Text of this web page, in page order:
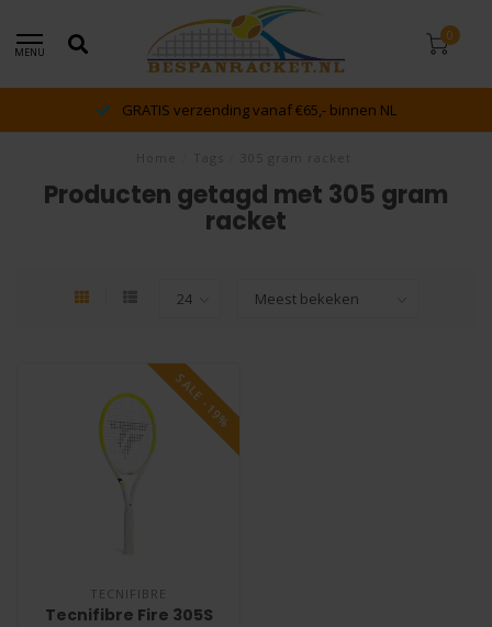
MENU
0
GRATIS verzending vanaf €65,- binnen NL
Producten getagd met 305 gram
racket
SALE -19%
TECNIFIBRE
Tecnifibre Fire 305S